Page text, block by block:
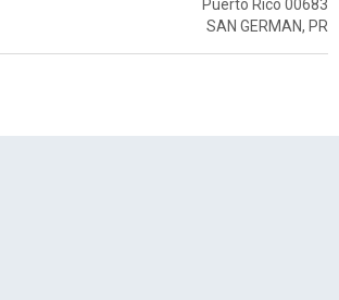
Puerto Rico 00683
SAN GERMAN, PR